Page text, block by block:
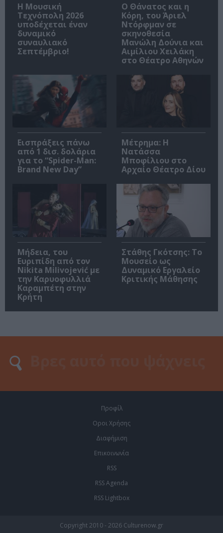
Η Μουσική
Τεχνόπολη 2026
υποδέχεται έναν
δυναμικό
συναυλιακό
Σεπτέμβριο!
Ο Θάνατος και η
Κόρη, του Άριελ
Ντόρφμαν σε
σκηνοθεσία
Μανώλη Δούνια και
Αιμίλιου Χειλάκη
στο Θέατρο Αθηνών
Εισπράξεις πάνω
από 1 δισ. δολάρια
για το “Spider-Man:
Brand New Day”
Μέτρημα: Η
Νατάσσα
Μποφίλιου στο
Αρχαίο Θέατρο Δίου
Μήδεια, του
Ευριπίδη από τον
Nikita Milivojević με
την Καρυοφυλλιά
Καραμπέτη στην
Κρήτη
Στάθης Γκότσης: Το
Μουσείο ως
Δυναμικό Εργαλείο
Κριτικής Μάθησης
Προφίλ
Οροι Χρήσης
Διαφήμιση
Επικοινωνία
RSS
RSS Agenda
RSS Lightbox
Copyright 2010 - 2026 Culturenow.gr